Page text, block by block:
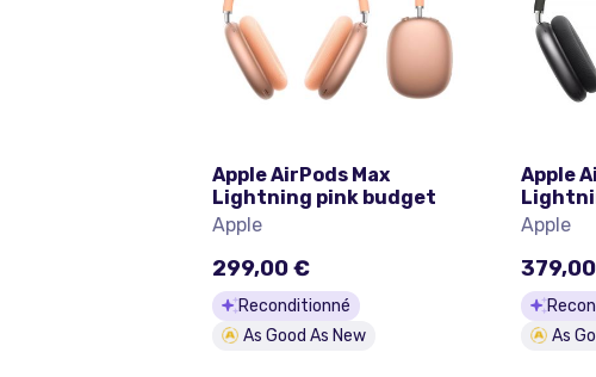
Apple AirPods Max
Lightning pink budget
Apple
299,00 €
Reconditionné
As Good As New
Apple
Apple
As